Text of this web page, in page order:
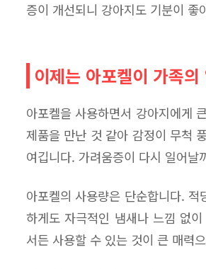
증이 개선되니 강아지도 기분이
이제는 아포켈이 가족의
아포켈을 사용하면서 강아지에게
제품을 만난 것 같아 감정이 무척
여깁니다. 가려움증이 다시 일어
아포켈의 사용량은 단순합니다.
하게도 자극적인 냄새나 느낌 없
서든 사용할 수 있는 것이 큰 매력